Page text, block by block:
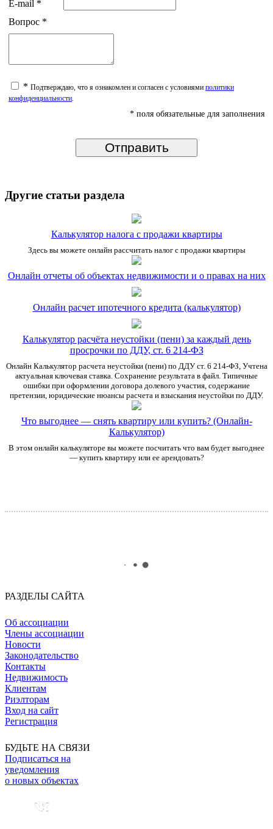
E-mail *
Вопрос *
* Подтверждаю, что я ознакомлен и согласен с условиями политики
конфиденциальности
* поля обязательные для заполнения
Другие статьи раздела
Калькулятор налога с продажи квартиры
Здесь вы можете онлайн рассчитать налог с продажи квартиры
Онлайн отчеты об объектах недвижимости и о правах на них
Онлайн расчет ипотечного кредита (калькулятор)
Калькулятор расчёта неустойки (пени) за каждый день
просрочки по ДДУ, ст. 6 214-ФЗ
Онлайн Калькулятор расчета неустойки (пени) по ДДУ ст. 6 214-ФЗ, Учтена
актуальная ключевая ставка. Сохранение результата в файл. Типичные
ошибки при оформлении договора долевого участия, содержание
претензии, юридические нюансы расчета и взыскания неустойки по ДДУ.
Что выгоднее — снять квартиру или купить? (Онлайн-
Калькулятор)
В этом онлайн калькуляторе вы можете посчитать что вам будет выгоднее
— купить квартиру или ее арендовать?
РАЗДЕЛЫ САЙТА
Об ассоциации
Члены ассоциации
Новости
Законодательство
Контакты
Недвижимость
Клиентам
Риэлторам
Вход на сайт
Регистрация
БУДЬТЕ НА СВЯЗИ
Подписаться на
уведомления
о новых объектах